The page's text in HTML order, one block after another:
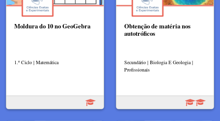
Moldura do 10 no GeoGebra
1.º Ciclo | Matemática
Obtenção de matéria nos
autotróficos
Secundário | Biologia E Geologia |
Profissionais